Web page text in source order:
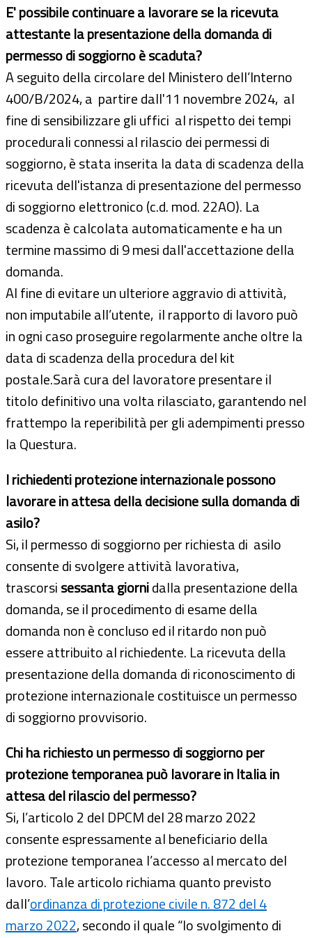
E' possibile continuare a lavorare se la ricevuta
attestante la presentazione della domanda di
permesso di soggiorno è scaduta?
A seguito della circolare del Ministero dell’Interno
400/B/2024, a partire dall'11 novembre 2024, al
fine di sensibilizzare gli uffici al rispetto dei tempi
procedurali connessi al rilascio dei permessi di
soggiorno, è stata inserita la data di scadenza della
ricevuta dell'istanza di presentazione del permesso
di soggiorno elettronico (c.d. mod. 22AO). La
scadenza è calcolata automaticamente e ha un
termine massimo di 9 mesi dall'accettazione della
domanda.
Al fine di evitare un ulteriore aggravio di attività,
non imputabile all’utente, il rapporto di lavoro può
in ogni caso proseguire regolarmente anche oltre la
data di scadenza della procedura del kit
postale.Sarà cura del lavoratore presentare il
titolo definitivo una volta rilasciato, garantendo nel
frattempo la reperibilità per gli adempimenti presso
la Questura.
I richiedenti protezione internazionale possono
lavorare in attesa della decisione sulla domanda di
asilo?
Si, il permesso di soggiorno per richiesta di asilo
consente di svolgere attività lavorativa,
trascorsisessanta giornidalla presentazione della
domanda, se il procedimento di esame della
domanda non è concluso ed il ritardo non può
essere attribuito al richiedente. La ricevuta della
presentazione della domanda di riconoscimento di
protezione internazionale costituisce un permesso
di soggiorno provvisorio.
Chi ha richiesto un permesso disoggiorno per
protezione temporanea può lavorare in Italia in
attesa del rilascio del permesso?
Si, l’articolo 2 del DPCM del 28 marzo 2022
consente espressamente al beneficiario della
protezione temporanea l’accesso al mercato del
lavoro. Tale articolo richiama quanto previsto
dall’ordinanza di protezione civile n. 872 del 4
marzo 2022, secondo il quale “lo svolgimento di